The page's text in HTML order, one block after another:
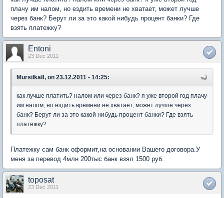
плачу им налом, но ездить времени не хватает, может лучше
через банк? Берут ли за это какой нибудь процент банки? Где
взять платежку?
Entoni
23 Dec 2011
Mursilka8, on 23.12.2011 - 14:25:
как лучше платить? налом или через банк? я уже второй год плачу
им налом, но ездить времени не хватает, может лучше через
банк? Берут ли за это какой нибудь процент банки? Где взять
платежку?
Платежку сам банк оформит,на основании Вашего договора.У
меня за перевод 4млн 200тыс банк взял 1500 руб.
toposat
23 Dec 2011